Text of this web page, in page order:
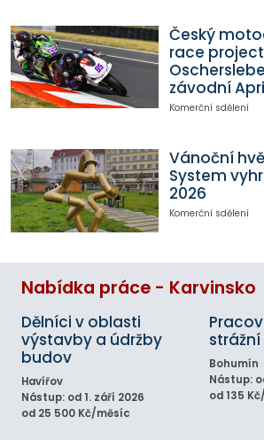
Český
race
závodní
Komerční sdělení
Vánoční
System
2026
Komerční sdělení
Nabídka práce - Karvinsko
Dělníci v oblasti
výstavby a údržby
budov
Havířov
Nástup: od 1. září 2026
od 25 500 Kč/měsíc
strážní
Bohumín
Nástup:
od 135